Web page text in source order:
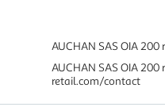
AUCHAN SAS OIA 200
AUCHAN SAS OIA
retail.com/contact